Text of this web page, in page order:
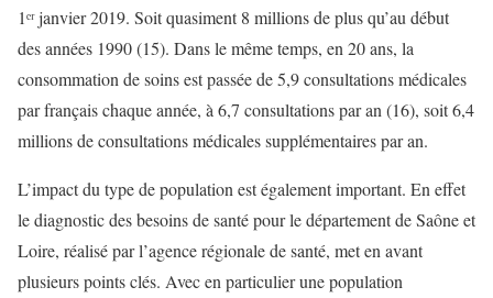
1ᵉʳ janvier 2019. Soit quasiment 8 millions de plus qu’au début
des années 1990 (15). Dans le même temps, en 20 ans, la
consommation de soins est passée de 5,9 consultations médicales
par français chaque année, à 6,7 consultations par an (16), soit 6,4
millions de consultations médicales supplémentaires par an.
L’impact du type de population est également important. En effet
le diagnostic des besoins de santé pour le département de Saône et
Loire, réalisé par l’agence régionale de santé, met en avant
plusieurs points clés. Avec en particulier une population